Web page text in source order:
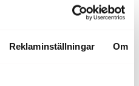
Reklaminställningar Om
25%